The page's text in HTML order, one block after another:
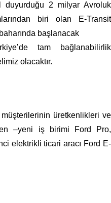
duyurduğu 2 milyar Avroluk
biri olan E-Transit
başlanacak
tam bağlanabilirlik
olacaktır.
müşterilerinin üretkenlikleri ve
–yeni iş birimi Ford Pro,
elektrikli ticari aracı Ford E-